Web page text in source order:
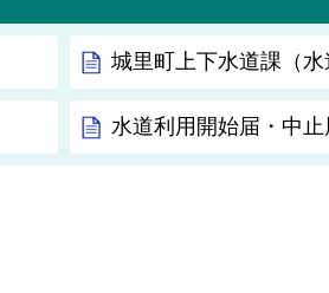
城里町上下水道課（
水道利用開始届・中